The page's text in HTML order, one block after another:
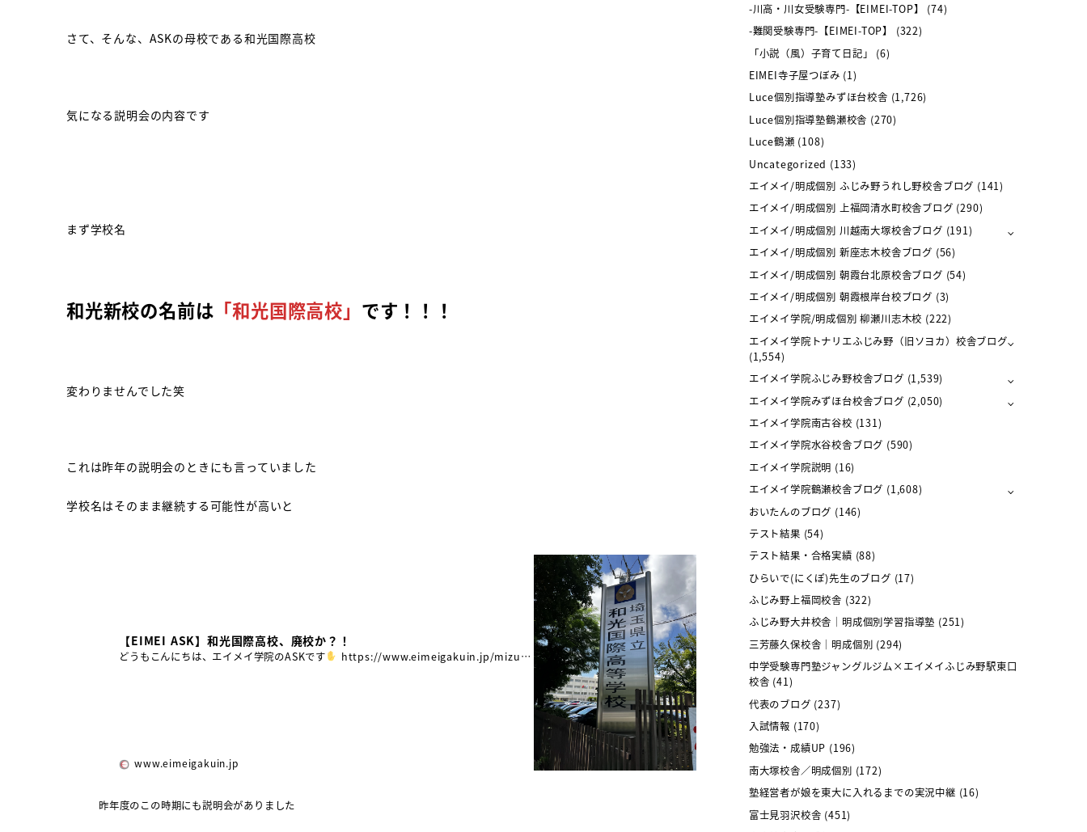
さて、そんな、ASKの母校である和光国際高校
気になる説明会の内容です
まず学校名
和光新校の名前は 「和光国際高校」 です！！！
変わりませんでした笑
これは昨年の説明会のときにも言っていました
学校名はそのまま継続する可能性が高いと
【EIMEI ASK】和光国際高校、廃校か？！
どうもこんにちは、エイメイ学院のASKです https://www.eimeigakuin.jp/mizu…
www.eimeigakuin.jp
昨年度のこの時期にも説明会がありました
-川高・川女受験専門-【EIMEI-TOP】
(74)
-難関受験専門-【EIMEI-TOP】
(322)
「小説（風）子育て日記」
(6)
EIMEI寺子屋つぼみ (1)
Luce個別指導塾みずほ台校舎 (1,726)
Luce個別指導塾鶴瀬校舎 (270)
Luce鶴瀬 (108)
Uncategorized (133)
エイメイ/明成個別 ふじみ野うれし野校舎ブログ (141)
エイメイ/明成個別 上福岡清水町校舎ブログ (290)
エイメイ/明成個別 川越南大塚校舎ブログ (191)
エイメイ/明成個別 新座志木校舎ブログ (56)
エイメイ/明成個別 朝霞台北原校舎ブログ (54)
エイメイ/明成個別 朝霞根岸台校ブログ (3)
エイメイ学院/明成個別 柳瀬川志木校 (222)
エイメイ学院トナリエふじみ野（旧ソヨカ）校舎ブログ
(1,554)
エイメイ学院ふじみ野校舎ブログ (1,539)
エイメイ学院みずほ台校舎ブログ (2,050)
エイメイ学院南古谷校 (131)
エイメイ学院水谷校舎ブログ (590)
エイメイ学院説明 (16)
エイメイ学院鶴瀬校舎ブログ (1,608)
おいたんのブログ (146)
テスト結果 (54)
テスト結果・合格実績 (88)
ひらいで(にくぽ)先生のブログ (17)
ふじみ野上福岡校舎 (322)
ふじみ野大井校舎｜明成個別学習指導塾 (251)
三芳藤久保校舎｜明成個別 (294)
中学受験専門塾ジャングルジム×エイメイふじみ野駅東口
校舎 (41)
代表のブログ (237)
入試情報 (170)
勉強法・成績UP (196)
南大塚校舎／明成個別 (172)
塾経営者が娘を東大に入れるまでの実況中継 (16)
富士見羽沢校舎 (451)